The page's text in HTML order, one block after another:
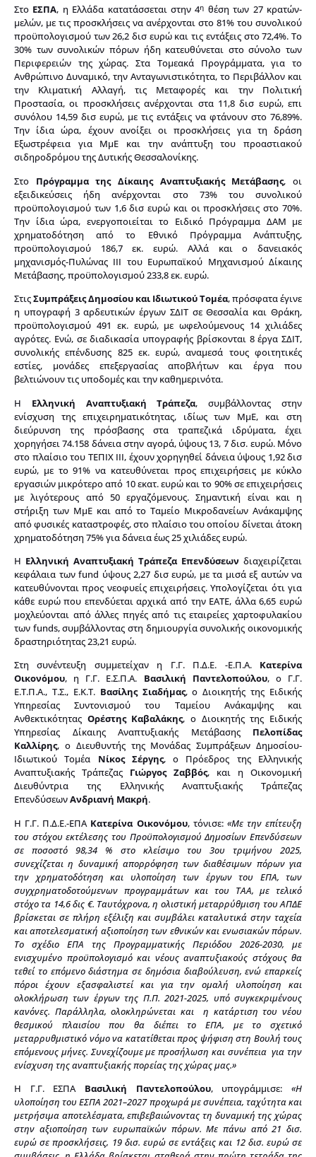
Στο ΕΣΠΑ, η Ελλάδα κατατάσσεται στην 4η θέση των 27 κρατών-
μελών, με τις προσκλήσεις να ανέρχονται στο 81% του συνολικού
προϋπολογισμού των 26,2 δισ ευρώ και τις εντάξεις στο 72,4%. Το
30% των συνολικών πόρων ήδη κατευθύνεται στο σύνολο των
Περιφερειών της χώρας. Στα Τομεακά Προγράμματα, για το
Ανθρώπινο Δυναμικό, την Ανταγωνιστικότητα, το Περιβάλλον και
την Κλιματική Αλλαγή, τις Μεταφορές και την Πολιτική
Προστασία, οι προσκλήσεις ανέρχονται στα 11,8 δισ ευρώ, επι
συνόλου 14,59 δισ ευρώ, με τις εντάξεις να φτάνουν στο 76,89%.
Την ίδια ώρα, έχουν ανοίξει οι προσκλήσεις για τη δράση
Εξωστρέφεια για ΜμΕ και την ανάπτυξη του προαστιακού
σιδηροδρόμου της Δυτικής Θεσσαλονίκης.
Στο Πρόγραμμα της Δίκαιης Αναπτυξιακής Μετάβασης, οι
εξειδικεύσεις ήδη ανέρχονται στο 73% του συνολικού
προϋπολογισμού των 1,6 δισ ευρώ και οι προσκλήσεις στο 70%.
Την ίδια ώρα, ενεργοποιείται το Ειδικό Πρόγραμμα ΔΑΜ με
χρηματοδότηση από το Εθνικό Πρόγραμμα Ανάπτυξης,
προϋπολογισμού 186,7 εκ. ευρώ. Αλλά και ο δανειακός
μηχανισμός-Πυλώνας ΙΙΙ του Ευρωπαϊκού Μηχανισμού Δίκαιης
Μετάβασης, προϋπολογισμού 233,8 εκ. ευρώ.
ΣτιςΣυμπράξεις Δημοσίου και Ιδιωτικού Τομέα, πρόσφατα έγινε
η υπογραφή 3 αρδευτικών έργων ΣΔΙΤ σε Θεσσαλία και Θράκη,
προϋπολογισμού 491 εκ. ευρώ, με ωφελούμενους 14 χιλιάδες
αγρότες. Ενώ, σε διαδικασία υπογραφής βρίσκονται 8 έργα ΣΔΙΤ,
συνολικής επένδυσης 825 εκ. ευρώ, αναμεσά τους φοιτητικές
εστίες, μονάδες επεξεργασίας αποβλήτων και έργα που
βελτιώνουν τις υποδομές και την καθημερινότα.
Η Ελληνική Αναπτυξιακή Τράπεζα, συμβάλλοντας στην
ενίσχυση της επιχειρηματικότητας, ιδίως των ΜμΕ, και στη
διεύρυνση της πρόσβασης στα τραπεζικά ιδρύματα, έχει
χορηγήσει 74.158 δάνεια στην αγορά, ύψους 13, 7 δισ. ευρώ. Μόνο
στο πλαίσιο του ΤΕΠΙΧ ΙΙΙ, έχουν χορηγηθεί δάνεια ύψους 1,92 δισ
ευρώ, με το 91% να κατευθύνεται προς επιχειρήσεις με κύκλο
εργασιών μικρότερο από 10 εκατ. ευρώ και το 90% σε επιχειρήσεις
με λιγότερους από 50 εργαζόμενους. Σημαντική είναι και η
στήριξη των ΜμΕ και από το Ταμείο Μικροδανείων Ανάκαμψης
από φυσικές καταστροφές, στο πλαίσιο του οποίου δίνεται άτοκη
χρηματοδότηση 75% για δάνεια έως 25 χιλιάδες ευρώ.
Η Ελληνική Αναπτυξιακή Τράπεζα Επενδύσεων διαχειρίζεται
κεφάλαια των fund ύψους 2,27 δισ ευρώ, με τα μισά εξ αυτών να
κατευθύνονται προς νεοφυείς επιχειρήσεις. Υπολογίζεται ότι για
κάθε ευρώ που επενδύεται αρχικά από την ΕΑΤΕ, άλλα 6,65 ευρώ
μοχλεύονται από άλλες πηγές από τις εταιρείες χαρτοφυλακίου
των funds, συμβάλλοντας στη δημιουργία συνολικής οικονομικής
δραστηριότητας 23,21 ευρώ.
Στη συνέντευξη συμμετείχαν η Γ.Γ. Π.Δ.Ε. -Ε.Π.Α. Κατερίνα
Οικονόμου, η Γ.Γ. Ε.Σ.Π.Α. Βασιλική Παντελοπούλου, ο Γ.Γ.
Ε.Τ.Π.Α., Τ.Σ., Ε.Κ.Τ. Βασίλης Σιαδήμας, ο Διοικητής της Ειδικής
Υπηρεσίας Συντονισμού του Ταμείου Ανάκαμψης και
Ανθεκτικότητας Ορέστης Καβαλάκης, ο Διοικητής της Ειδικής
Υπηρεσίας Δίκαιης Αναπτυξιακής Μετάβασης Πελοπίδας
Καλλίρης, ο Διευθυντής της Μονάδας Συμπράξεων Δημοσίου-
Ιδιωτικού Τομέα Νίκος Σέργης, ο Πρόεδρος της Ελληνικής
Αναπτυξιακής Τράπεζας Γιώργος Ζαββός, και η Οικονομική
Διευθύντρια της Ελληνικής Αναπτυξιακής Τράπεζας
ΕπενδύσεωνΑνδριανή Μακρή.
Η Γ.Γ. Π.Δ.Ε.-ΕΠΑ Κατερίνα Οικονόμου, τόνισε: «Με την επίτευξη
του στόχου εκτέλεσης του Προϋπολογισμού Δημοσίων Επενδύσεων
σε ποσοστό 98,34 % στο κλείσιμο του 3ου τριμήνου 2025,
συνεχίζεται η δυναμική απορρόφηση των διαθέσιμων πόρων για
την χρηματοδότηση και υλοποίηση των έργων του ΕΠΑ, των
συγχρηματοδοτούμενων προγραμμάτων και του ΤΑΑ, με τελικό
στόχο τα 14,6 δις €. Ταυτόχρονα, η ολιστική μεταρρύθμιση του ΑΠΔΕ
βρίσκεται σε πλήρη εξέλιξη και συμβάλει καταλυτικά στην ταχεία
και αποτελεσματική αξιοποίηση των εθνικών και ενωσιακών πόρων.
Το σχέδιο ΕΠΑ της Προγραμματικής Περιόδου 2026-2030, με
ενισχυμένο προϋπολογισμό και νέους αναπτυξιακούς στόχους θα
τεθεί το επόμενο διάστημα σε δημόσια διαβούλευση, ενώ επαρκείς
πόροι έχουν εξασφαλιστεί και για την ομαλή υλοποίηση και
ολοκλήρωση των έργων της Π.Π. 2021-2025, υπό συγκεκριμένους
κανόνες. Παράλληλα, ολοκληρώνεται και η κατάρτιση του νέου
θεσμικού πλαισίου που θα διέπει το ΕΠΑ, με το σχετικό
μεταρρυθμιστικό νόμο να κατατίθεται προς ψήφιση στη Βουλή τους
επόμενους μήνες. Συνεχίζουμε με προσήλωση και συνέπεια για την
ενίσχυση της αναπτυξιακής πορείας της χώρας μας.»
Η Γ.Γ. ΕΣΠΑ Βασιλική Παντελοπούλου, υπογράμμισε:«Η
υλοποίηση του ΕΣΠΑ 2021–2027 προχωρά με συνέπεια, ταχύτητα και
μετρήσιμα αποτελέσματα, επιβεβαιώνοντας τη δυναμική της χώρας
στην αξιοποίηση των ευρωπαϊκών πόρων. Με πάνω από 21 δισ.
ευρώ σε προσκλήσεις, 19 δισ. ευρώ σε εντάξεις και 12 δισ. ευρώ σε